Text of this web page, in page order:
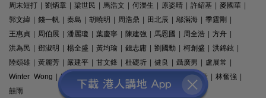
周末短打 | 劉炳章 | 梁世民 | 馬浩文 | 何濼生 | 原姿晴 | 許紹基 | 麥國華 |
郭文緯 | 錢一帆 | 秦島 | 胡曉明 | 周浩鼎 | 田北辰 | 鄔滿海 | 季霆剛 |
王惠貞 | 周伯展 | 潘麗瓊 | 葉慶寧 | 陳建強 | 馬恩國 | 周全浩 | 方舟 |
洪為民 | 鄧淑明 | 楊全盛 | 黃均瑜 | 錢志庸 | 劉國勳 | 柯創盛 | 洪錦鉉 |
陸頌雄 | 黃麗芳 | 嚴建平 | 甘文鋒 | 杜礎圻 | 健良 | 聶廣男 | 盧展常 |
Winter Wong | K2 精選文章 | 林奮強 |
囍雨